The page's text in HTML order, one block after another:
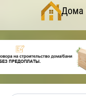
Дома